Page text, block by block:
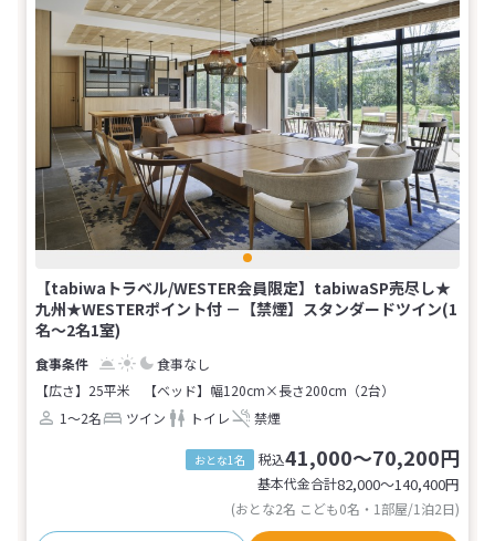
【tabiwaトラベル/WESTER会員限定】tabiwaSP売尽し★
九州★WESTERポイント付 －【禁煙】スタンダードツイン(1
名～2名1室)
食事なし
【広さ】25平米
【ベッド】幅120cm×長さ200cm（2台）
1～2名
ツイン トイレ 禁煙
おとな1名 税込41,000～70,200円
基本代金合計82,000〜140,400円
(おとな2名 こども0名・1部屋/1泊2日)